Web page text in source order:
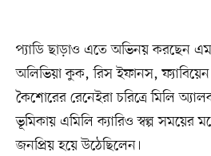
প্যাডি ছাড়াও এতে অভিনয় করছেন এমা
অলিভিয়া কুক, রিস ইফানস, ফ্যাবিয়েন
কৈশোরের রেনেইরা চরিত্রে মিলি
ভূমিকায় এমিলি ক্যারিও স্বল্প সময়ের
জনপ্রিয় হয়ে উঠেছিলেন।